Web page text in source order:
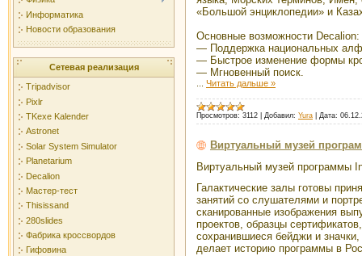
Информатика
Новости образования
Сетевая реализация
Tripadvisor
Pixlr
TKexe Kalender
Astronet
Solar System Simulator
Planetarium
Decalion
Мастер-тест
Thisissand
280slides
Фабрика кроссвордов
Гифовина
«Большой энциклопедии» и
Основные возможности Decalion:
— Поддержка национальных
— Быстрое изменение формы
— Мгновенный поиск.
Читать дальше »
Просмотров: 3112 Добавил: Yura Дата:
Виртуальный музей
Виртуальный музей программы
Галактические залы готовы
занятий со слушателями и
сканированные изображения
проектов, образцы
сохранившиеся бейджи и
делает историю программы в